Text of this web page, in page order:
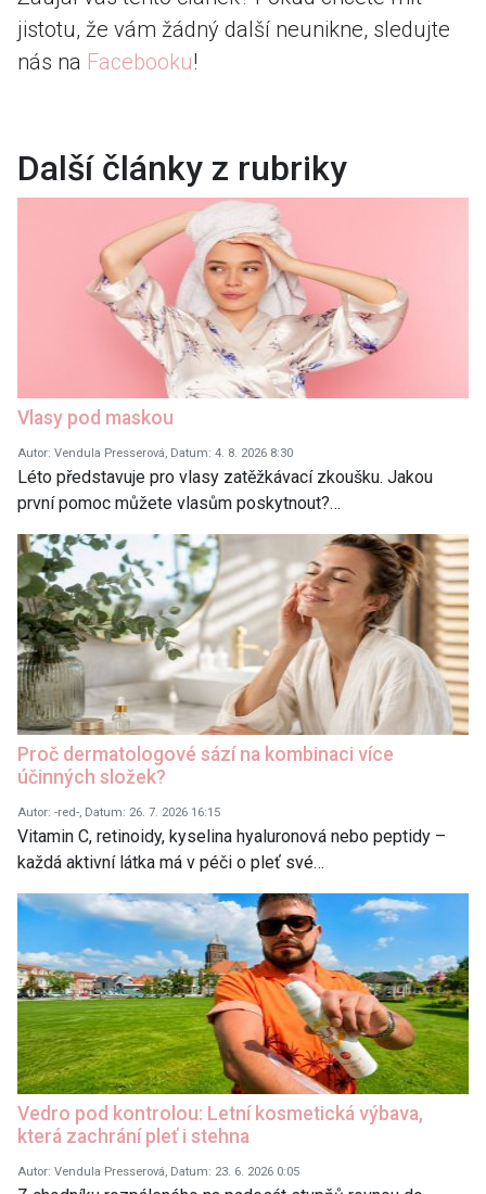
jistotu, že vám žádný další neunikne, sledujte
nás na Facebooku!
Další články z rubriky
Vlasy pod maskou
Autor: Vendula Presserová, Datum: 4. 8. 2026 8:30
Léto představuje pro vlasy zatěžkávací zkoušku. Jakou
první pomoc můžete vlasům poskytnout?…
Proč dermatologové sází na kombinaci více
účinných složek?
Autor: -red-, Datum: 26. 7. 2026 16:15
Vitamin C, retinoidy, kyselina hyaluronová nebo peptidy –
každá aktivní látka má v péči o pleť své…
Vedro pod kontrolou: Letní kosmetická výbava,
která zachrání pleť i stehna
Autor: Vendula Presserová, Datum: 23. 6. 2026 0:05